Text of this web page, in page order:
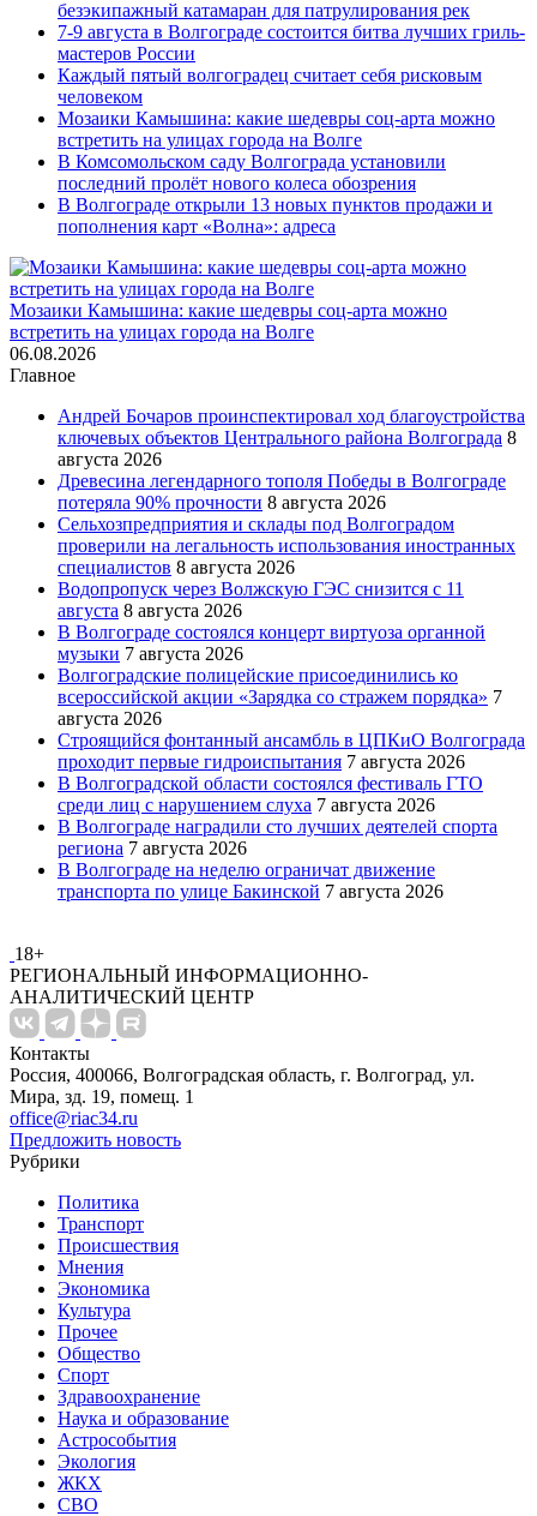
безэкипажный катамаран для патрулирования рек
7-9 августа в Волгограде состоится битва лучших гриль-
мастеров России
Каждый пятый волгоградец считает себя рисковым
человеком
Мозаики Камышина: какие шедевры соц-арта можно
встретить на улицах города на Волге
В Комсомольском саду Волгограда установили
последний пролёт нового колеса обозрения
В Волгограде открыли 13 новых пунктов продажи и
пополнения карт «Волна»: адреса
Мозаики Камышина: какие шедевры соц-арта можно
встретить на улицах города на Волге
06.08.2026
Главное
Андрей Бочаров проинспектировал ход благоустройства
ключевых объектов Центрального района Волгограда 8
августа 2026
Древесина легендарного тополя Победы в Волгограде
потеряла 90% прочности 8 августа 2026
Сельхозпредприятия и склады под Волгоградом
проверили на легальность использования иностранных
специалистов 8 августа 2026
Водопропуск через Волжскую ГЭС снизится с 11
августа 8 августа 2026
В Волгограде состоялся концерт виртуоза органной
музыки 7 августа 2026
Волгоградские полицейские присоединились ко
всероссийской акции «Зарядка со стражем порядка» 7
августа 2026
Строящийся фонтанный ансамбль в ЦПКиО Волгограда
проходит первые гидроиспытания 7 августа 2026
В Волгоградской области состоялся фестиваль ГТО
среди лиц с нарушением слуха 7 августа 2026
В Волгограде наградили сто лучших деятелей спорта
региона 7 августа 2026
В Волгограде на неделю ограничат движение
транспорта по улице Бакинской 7 августа 2026
18+
РЕГИОНАЛЬНЫЙ ИНФОРМАЦИОННО-
АНАЛИТИЧЕСКИЙ ЦЕНТР
Контакты
Россия, 400066, Волгоградская область, г. Волгоград, ул.
Мира, зд. 19, помещ. 1
office@riac34.ru
Предложить новость
Рубрики
Политика
Транспорт
Происшествия
Мнения
Экономика
Культура
Прочее
Общество
Спорт
Здравоохранение
Наука и образование
Астрособытия
Экология
ЖКХ
СВО